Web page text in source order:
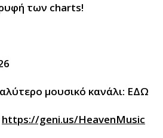
των charts!
μουσικό κανάλι: ΕΔΩ
https://geni.us/HeavenMusic